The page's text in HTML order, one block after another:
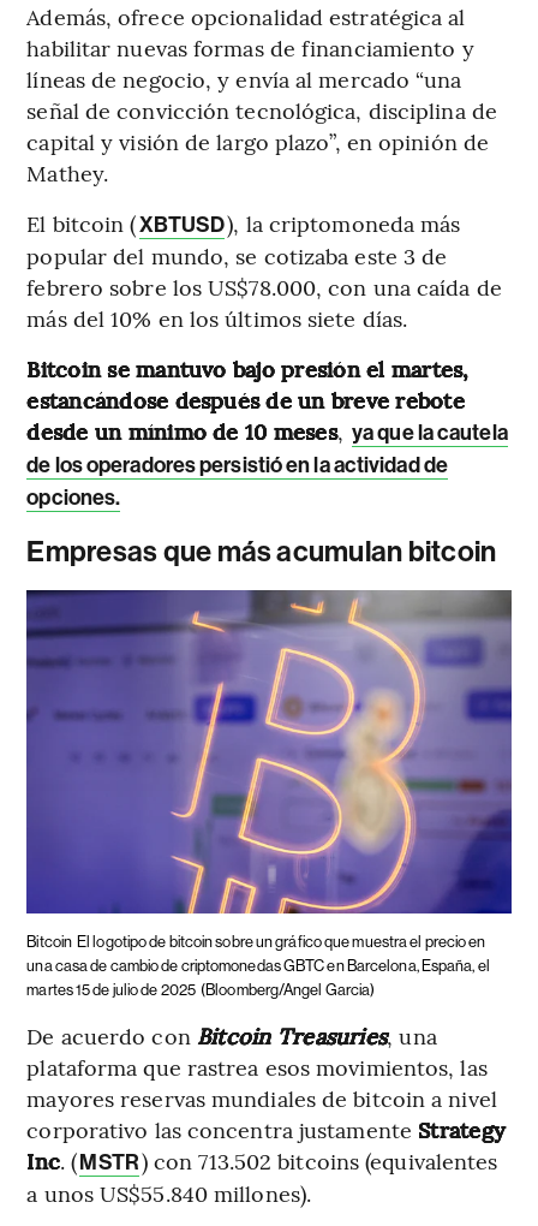
Además, ofrece opcionalidad estratégica al
habilitar nuevas formas de financiamiento y
líneas de negocio, y envía al mercado “una
señal de convicción tecnológica, disciplina de
capital y visión de largo plazo”, en opinión de
Mathey.
El bitcoin (XBTUSD), la criptomoneda más
popular del mundo, se cotizaba este 3 de
febrero sobre los US$78.000, con una caída de
más del 10% en los últimos siete días.
Bitcoin se mantuvo bajo presión el martes,
estancándose después de un breve rebote
desde un mínimo de 10 meses, ya que la cautela
de los operadores persistió en la actividad de
opciones.
Empresas que más acumulan bitcoin
Bitcoin El logotipo de bitcoin sobre un gráfico que muestra el precio en
una casa de cambio de criptomonedas GBTC en Barcelona, España, el
martes 15 de julio de 2025 (Bloomberg/Angel Garcia)
De acuerdo con Bitcoin Treasuries, una
plataforma que rastrea esos movimientos, las
mayores reservas mundiales de bitcoin a nivel
corporativo las concentra justamente Strategy
Inc. (MSTR) con 713.502 bitcoins (equivalentes
a unos US$55.840 millones).